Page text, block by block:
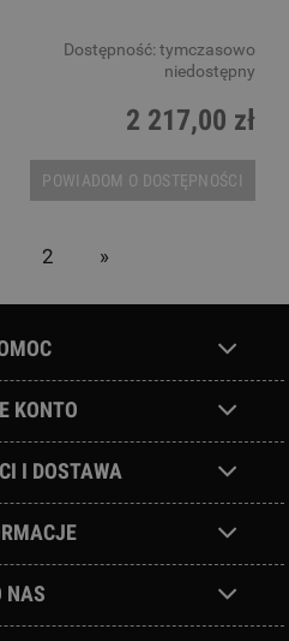
Dostępność: tymczasowo
niedostępny
2 217,00 zł
POWIADOM O DOSTĘPNOŚCI
2 »
KONTO
I DOSTAWA
NAS